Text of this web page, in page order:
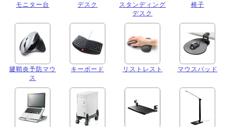
モニター台 デスク
スタンディング
デスク
椅子
腱鞘炎予防マウ
ス
キーボード リストレスト マウスパッド